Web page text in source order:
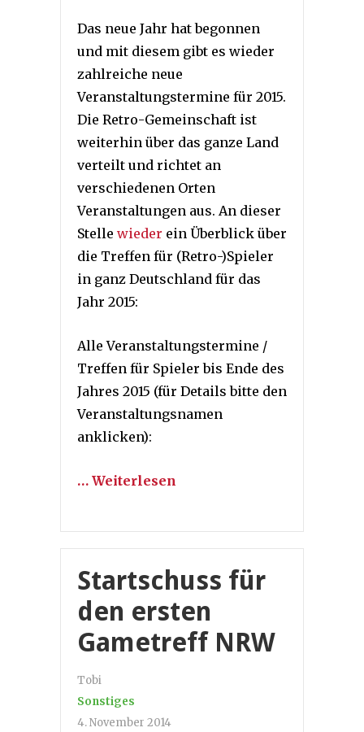
Das neue Jahr hat begonnen
und mit diesem gibt es wieder
zahlreiche neue
Veranstaltungstermine für 2015.
Die Retro-Gemeinschaft ist
weiterhin über das ganze Land
verteilt und richtet an
verschiedenen Orten
Veranstaltungen aus. An dieser
Stelle wieder ein Überblick über
die Treffen für (Retro-)Spieler
in ganz Deutschland für das
Jahr 2015:
Alle Veranstaltungstermine /
Treffen für Spieler bis Ende des
Jahres 2015 (für Details bitte den
Veranstaltungsnamen
anklicken):
… Weiterlesen
Startschuss für
den ersten
Gametreff NRW
Tobi
Sonstiges
4. November 2014